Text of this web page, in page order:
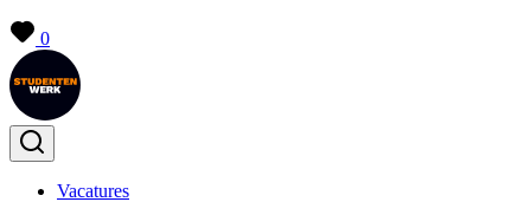
0
Vacatures